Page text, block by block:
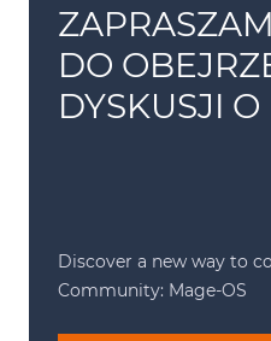
DO
DYSKUSJI
Discover a new way to
Community: Mage-OS